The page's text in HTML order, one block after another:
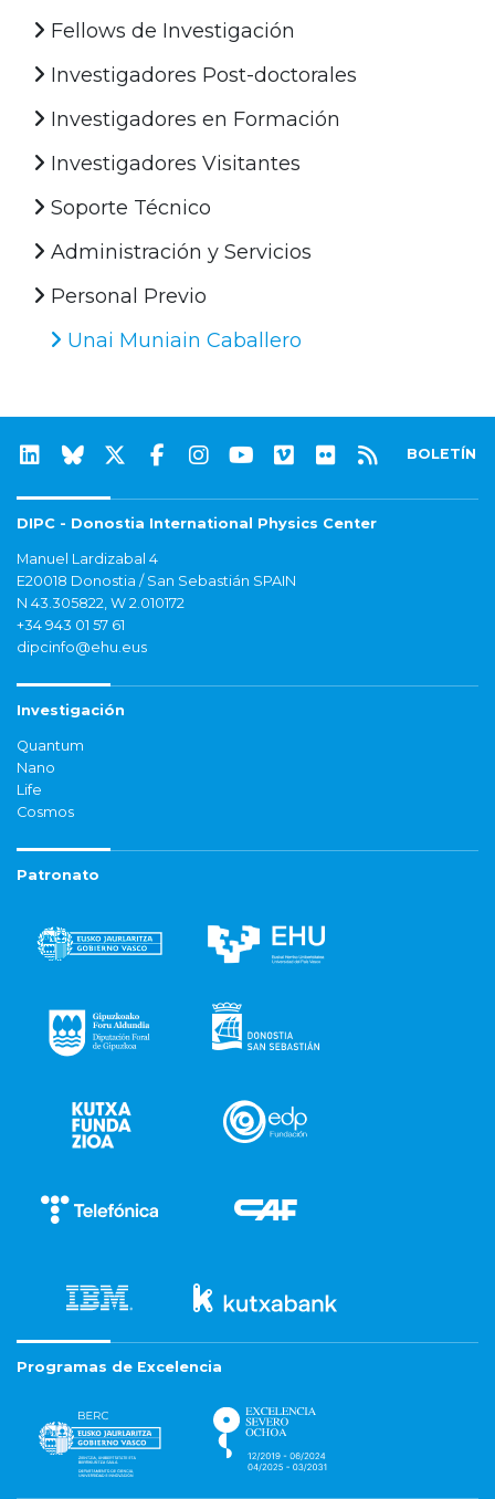
Fellows de Investigación
Investigadores Post-doctorales
Investigadores en Formación
Investigadores Visitantes
Soporte Técnico
Administración y Servicios
Personal Previo
Unai Muniain Caballero
BOLETÍN
DIPC - Donostia International Physics Center
Manuel Lardizabal 4
E20018 Donostia / San Sebastián SPAIN
N 43.305822, W 2.010172
+34 943 01 57 61
dipcinfo@ehu.eus
Investigación
Quantum
Nano
Life
Cosmos
Patronato
Programas de Excelencia